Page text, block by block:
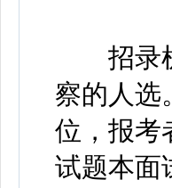
招录机
察的人选
位，报考
试题本面